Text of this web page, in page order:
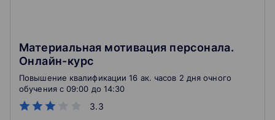
Материальная мотивация персонала.
Онлайн-курс
3.3
Повышение квалификации 16 ак. часов 2 дня очного
обучения c 09:00 до 14:30